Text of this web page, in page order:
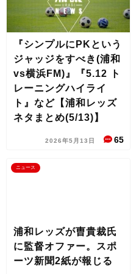
『シンプルにPKという
ジャッジをすべき(浦和
vs横浜FM)』『5.12 ト
レーニングハイライ
ト』など【浦和レッズ
ネタまとめ(5/13)】
2026年5月13日 65
ニュース
浦和レッズが曺貴裁氏
に監督オファー。スポ
ーツ新聞2紙が報じる